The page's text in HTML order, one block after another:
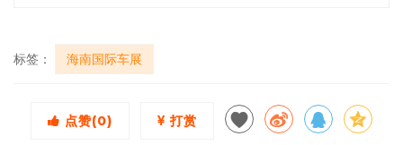
标签： 海南国际车展
点赞(0) 打赏